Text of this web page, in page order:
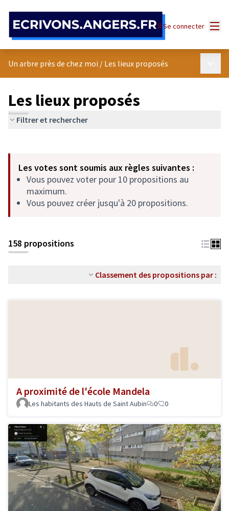
Se connecter
Un arbre près de chez moi / Les lieux proposés
Les lieux proposés
Filtrer et rechercher
−
Les votes sont soumis aux règles suivantes :
Vous pouvez voter pour 10 propositions au
maximum.
Vous pouvez créer jusqu'à 20 propositions.
158 propositions
Classement des propositions par :
A proximité de l'école Mandela
Les habitants des Hauts de Saint Aubin 0 0